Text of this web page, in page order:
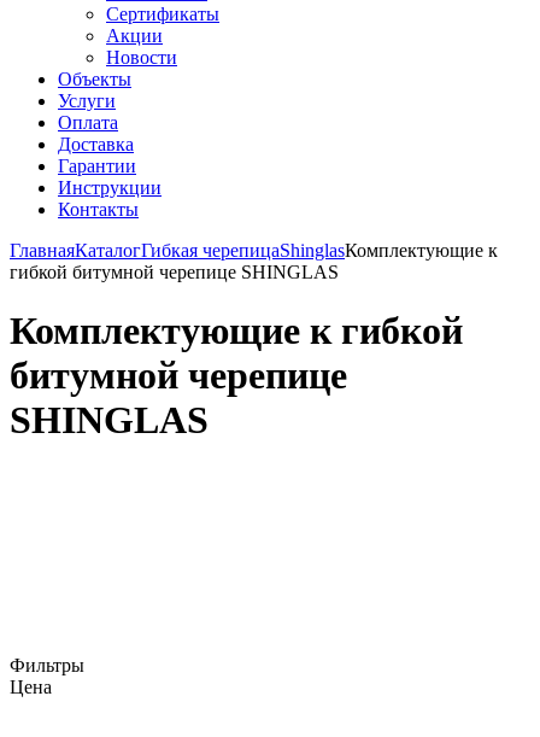
Сертификаты
Акции
Новости
Объекты
Услуги
Оплата
Доставка
Гарантии
Инструкции
Контакты
ГлавнаяКаталогГибкая черепицаShinglasКомплектующие к
гибкой битумной черепице SHINGLAS
Комплектующие к гибкой
битумной черепице
SHINGLAS
Фильтры
Цена